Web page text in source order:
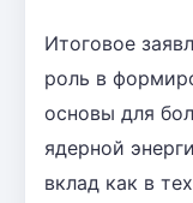
Итоговое
роль в
основы для
ядерной
вклад как в